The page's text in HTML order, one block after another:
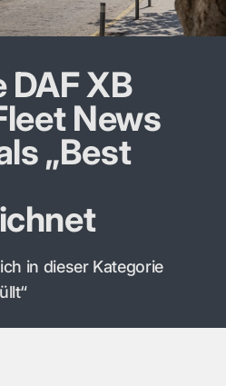
DAF XB
News
„Best
in dieser Kategorie